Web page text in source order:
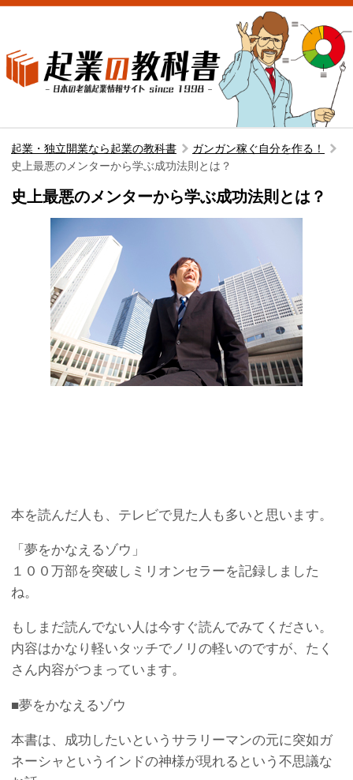
起業・独立開業なら起業の教科書
ガンガン稼ぐ自分を作る！
史上最悪のメンターから学ぶ成功法則とは？
史上最悪のメンターから学ぶ成功法則とは？
本を読んだ人も、テレビで見た人も多いと思います。
「夢をかなえるゾウ」
１００万部を突破しミリオンセラーを記録しました
ね。
もしまだ読んでない人は今すぐ読んでみてください。
内容はかなり軽いタッチでノリの軽いのですが、たく
さん内容がつまっています。
■夢をかなえるゾウ
本書は、成功したいというサラリーマンの元に突如ガ
ネーシャというインドの神様が現れるという不思議な